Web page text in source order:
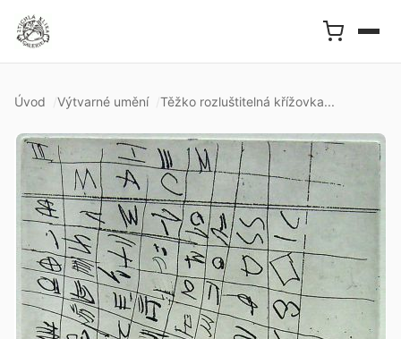
Úvod Výtvarné umění Těžko rozluštitelná křížovka...